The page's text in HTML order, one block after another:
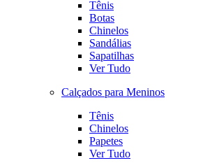
Tênis
Botas
Chinelos
Sandálias
Sapatilhas
Ver Tudo
Calçados para Meninos
Tênis
Chinelos
Papetes
Ver Tudo